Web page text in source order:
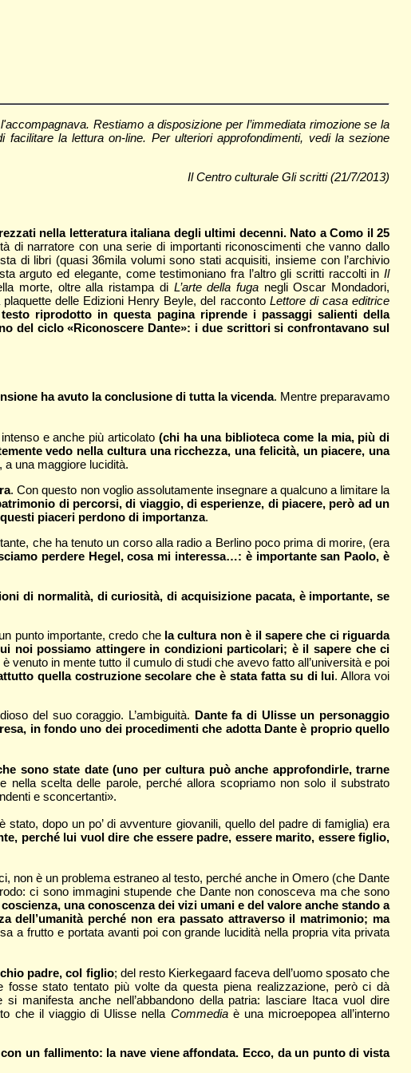
Restiamo a disposizione per l’immediata rimozione se la
la lettura on-line. Per ulteriori approfondimenti, vedi la sezione
Il Centro culturale Gli scritti (21/7/2013)
nella letteratura italiana degli ultimi decenni. Nato a Como il 25
di narratore con una serie di importanti riconoscimenti che vanno dallo
di libri (quasi 36mila volumi sono stati acquisiti, insieme con l’archivio
arguto ed elegante, come testimoniano fra l’altro gli scritti raccolti inIl
morte, oltre alla ristampa di L’arte della fuga negli Oscar Mondadori,
delle Edizioni Henry Beyle, del racconto Lettore di casa editrice
riprodotto in questa pagina riprende i passaggi salienti della
del ciclo «Riconoscere Dante»: i due scrittori si confrontavano sul
ha avuto la conclusione di tutta la vicenda. Mentre preparavamo
e anche più articolato (chi ha una biblioteca come la mia, più di
vedo nella cultura una ricchezza, una felicità, un piacere, una
a una maggiore lucidità.
. Con questo non voglio assolutamente insegnare a qualcuno a limitare la
di percorsi, di viaggio, di esperienze, di piacere, però ad un
piaceri perdono di importanza.
che ha tenuto un corso alla radio a Berlino poco prima di morire, (era
perdere Hegel, cosa mi interessa…: è importante san Paolo, è
di normalità, di curiosità, di acquisizione pacata, è importante, se
punto importante, credo che la cultura non è il sapere che ci riguarda
noi possiamo attingere in condizioni particolari; è il sapere che ci
venuto in mente tutto il cumulo di studi che avevo fatto all’università e poi
quella costruzione secolare che è stata fatta su di lui. Allora voi
del suo coraggio. L’ambiguità. Dante fa di Ulisse un personaggio
in fondo uno dei procedimenti che adotta Dante è proprio quello
sono state date (uno per cultura può anche approfondirle, trarne
nella scelta delle parole, perché allora scopriamo non solo il substrato
e sconcertanti».
dopo un po’ di avventure giovanili, quello del padre di famiglia) era
perché lui vuol dire che essere padre, essere marito, essere figlio,
non è un problema estraneo al testo, perché anche in Omero (che Dante
ci sono immagini stupende che Dante non conosceva ma che sono
una conoscenza dei vizi umani e del valore anche stando a
dell’umanità perché non era passato attraverso il matrimonio; ma
a frutto e portata avanti poi con grande lucidità nella propria vita privata
padre, col figlio; del resto Kierkegaard faceva dell’uomo sposato che
stato tentato più volte da questa piena realizzazione, però ci dà
manifesta anche nell’abbandono della patria: lasciare Itaca vuol dire
che il viaggio di Ulisse nella Commediaè una microepopea all’interno
un fallimento: la nave viene affondata. Ecco, da un punto di vista